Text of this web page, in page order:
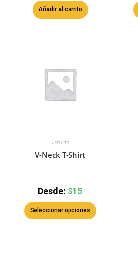
Añadir al carrito
Tshirts
V-Neck T-Shirt
Desde: $15
Seleccionar opciones